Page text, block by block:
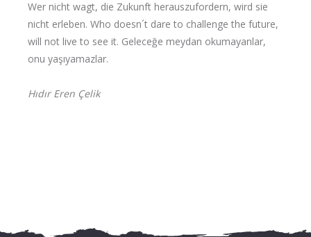
Wer nicht wagt, die Zukunft herauszufordern, wird sie
nicht erleben. Who doesn´t dare to challenge the future,
will not live to see it. Geleceğe meydan okumayanlar,
onu yaşıyamazlar.
Hıdır Eren Çelik